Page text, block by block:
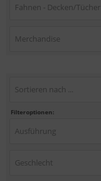
Fahnen - Decken/Tücher
Merchandise
Sortieren nach ...
Filteroptionen:
Ausführung
Geschlecht